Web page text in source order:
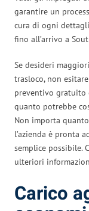
garantire un
cura di ogni
fino all’arrivo a
Se desideri
trasloco, non
preventivo gratuito
quanto potrebbe
Non importa
l’azienda è pronta
semplice possibile.
ulteriori
Carico